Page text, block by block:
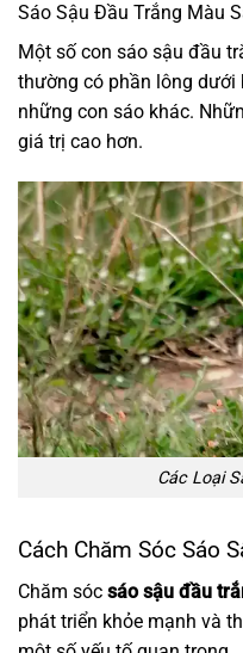
Sáo Sậu Đầu Trắng Màu
Một số con sáo sậu đầu
thường có phần lông dưới
những con sáo khác.
giá trị cao hơn.
Các Loại
Cách Chăm Sóc Sáo
Chăm sóc sáo sậu đầu
phát triển khỏe mạnh và